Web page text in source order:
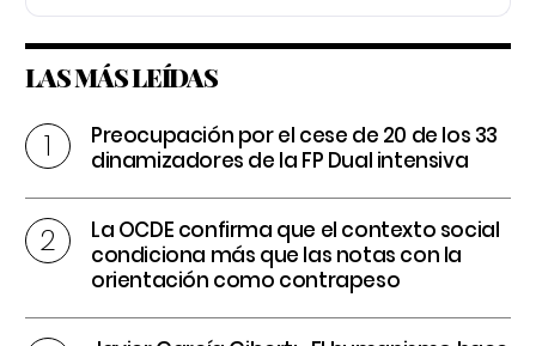
LAS MÁS LEÍDAS
Preocupación por el cese de 20 de los 33
dinamizadores de la FP Dual intensiva
La OCDE confirma que el contexto social
condiciona más que las notas con la
orientación como contrapeso